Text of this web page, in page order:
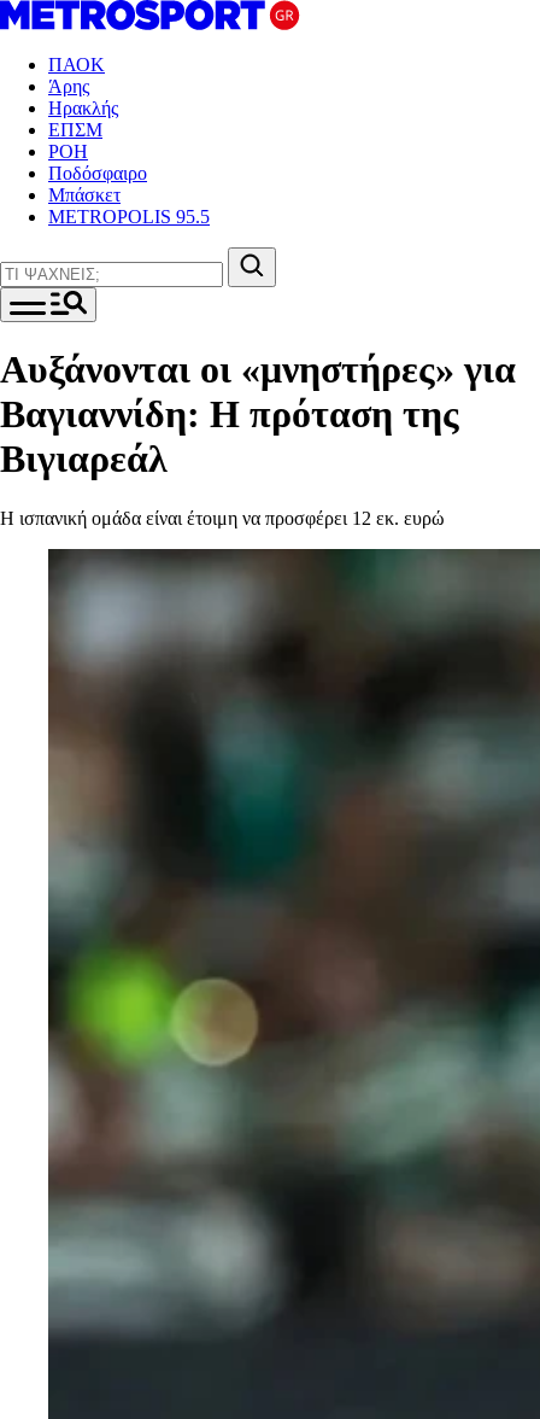
ΠΑΟΚ
Άρης
Ηρακλής
ΕΠΣΜ
ΡΟΗ
Ποδόσφαιρο
Μπάσκετ
METROPOLIS 95.5
Αυξάνονται οι «μνηστήρες» για
Βαγιαννίδη: Η πρόταση της
Βιγιαρεάλ
Η ισπανική ομάδα είναι έτοιμη να προσφέρει 12 εκ. ευρώ